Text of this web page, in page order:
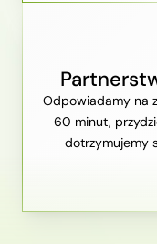
Odpowiadamy na
60 minut,
dotrzymujemy